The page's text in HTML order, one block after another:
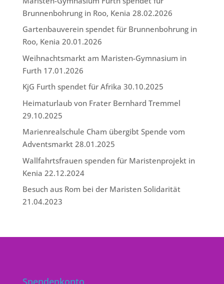
Brunnenbohrung in Roo, Kenia 28.02.2026
Gartenbauverein spendet für Brunnenbohrung in
Roo, Kenia 20.01.2026
Weihnachtsmarkt am Maristen-Gymnasium in
Furth 17.01.2026
KjG Furth spendet für Afrika 30.10.2025
Heimaturlaub von Frater Bernhard Tremmel
29.10.2025
Marienrealschule Cham übergibt Spende vom
Adventsmarkt 28.01.2025
Wallfahrtsfrauen spenden für Maristenprojekt in
Kenia 22.12.2024
Besuch aus Rom bei der Maristen Solidarität
21.04.2023